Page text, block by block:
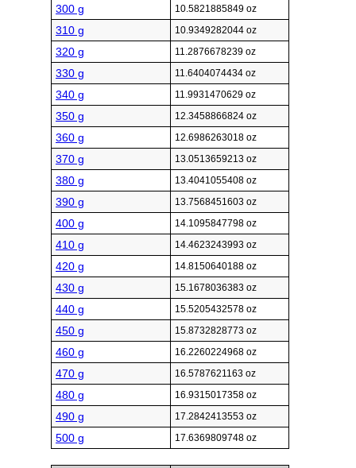
300 g 10.5821885849 oz
310 g 10.9349282044 oz
320 g 11.2876678239 oz
330 g 11.6404074434 oz
340 g 11.9931470629 oz
350 g 12.3458866824 oz
360 g 12.6986263018 oz
370 g 13.0513659213 oz
380 g 13.4041055408 oz
390 g 13.7568451603 oz
400 g 14.1095847798 oz
410 g 14.4623243993 oz
420 g 14.8150640188 oz
430 g 15.1678036383 oz
440 g 15.5205432578 oz
450 g 15.8732828773 oz
460 g 16.2260224968 oz
470 g 16.5787621163 oz
480 g 16.9315017358 oz
490 g 17.2842413553 oz
500 g 17.6369809748 oz